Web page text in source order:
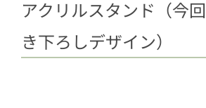
アクリルスタンド（今
き下ろしデザイン）